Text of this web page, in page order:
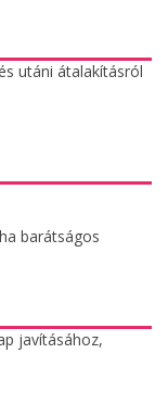
utáni átalakításról
barátságos
javításához,